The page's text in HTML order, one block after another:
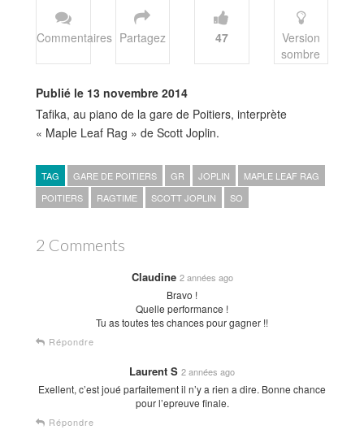
Commentaires Partagez 47
Version
sombre
Publié le 13 novembre 2014
Tafika, au piano de la gare de Poitiers, interprète
« Maple Leaf Rag » de Scott Joplin.
TAG GARE DE POITIERS GR JOPLIN
MAPLE LEAF RAG
POITIERS
RAGTIME SCOTT JOPLIN SO
2 Comments
Claudine 2 années ago
Bravo !
Quelle performance !
Tu as toutes tes chances pour gagner !!
Répondre
Laurent S 2 années ago
Exellent, c’est joué parfaitement il n’y a rien a dire. Bonne chance
pour l’epreuve finale.
Répondre